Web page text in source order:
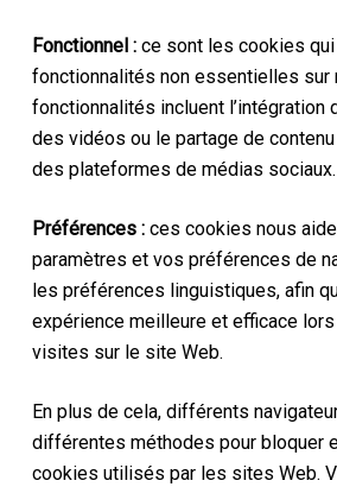
Fonctionnel :ce sont les cookies qui
fonctionnalités non essentielles sur
fonctionnalités incluent l’intégration
des vidéos ou le partage de
des plateformes de médias sociaux.
Préférences :ces cookies nous
paramètres et vos préférences de
les préférences linguistiques, afin
expérience meilleure et efficace
visites sur le site Web.
En plus de cela, différents
différentes méthodes pour bloquer
cookies utilisés par les sites Web.